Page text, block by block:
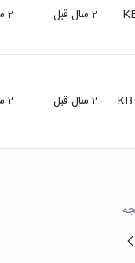
2 سال قبل 2 سال قبل
2 سال قبل 2 سال قبل
صفحه
بعد